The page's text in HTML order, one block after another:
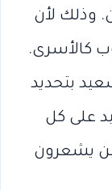
وذلك لأن
كالأسرى.
بتحديد
على كل
يشعرون